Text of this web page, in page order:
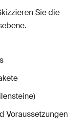
Sie die
Voraussetzungen